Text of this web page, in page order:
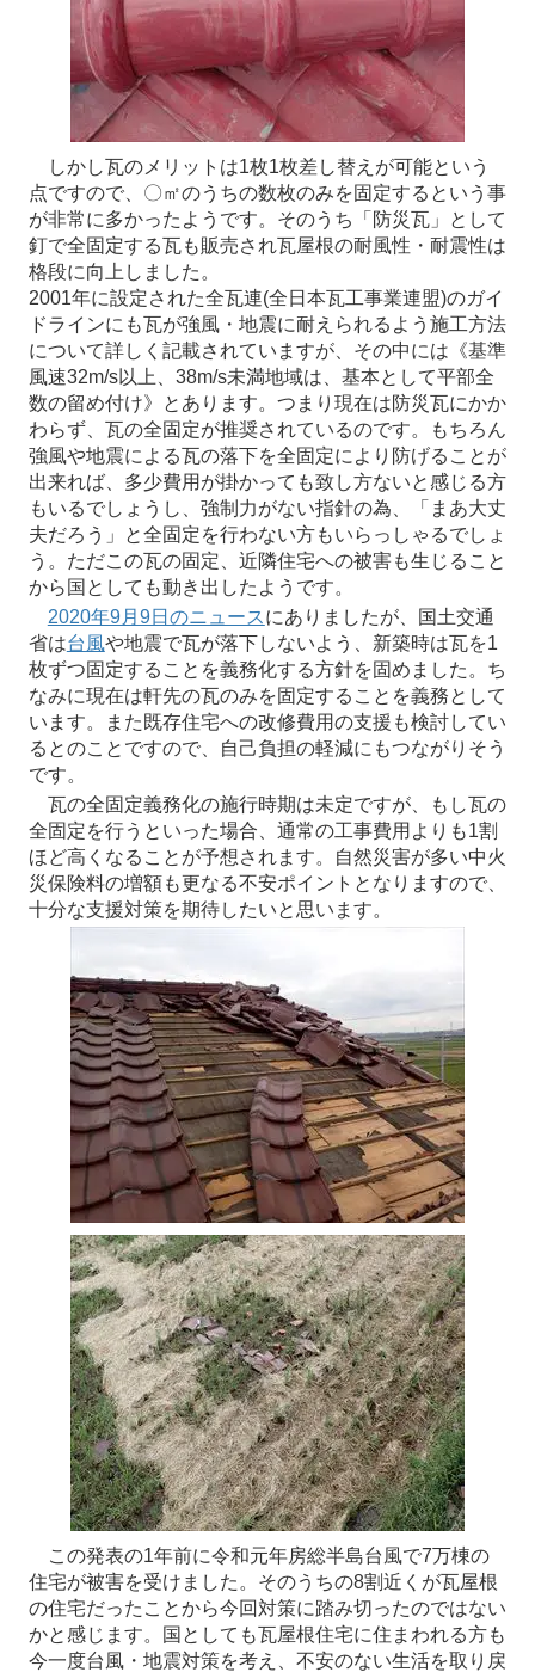
しかし瓦のメリットは1枚1枚差し替えが可能という
点ですので、〇㎡のうちの数枚のみを固定するという事
が非常に多かったようです。そのうち「防災瓦」として
釘で全固定する瓦も販売され瓦屋根の耐風性・耐震性は
格段に向上しました。
2001年に設定された全瓦連(全日本瓦工事業連盟)のガイ
ドラインにも瓦が強風・地震に耐えられるよう施工方法
について詳しく記載されていますが、その中には《基準
風速32m/s以上、38m/s未満地域は、基本として平部全
数の留め付け》とあります。つまり現在は防災瓦にかか
わらず、瓦の全固定が推奨されているのです。もちろん
強風や地震による瓦の落下を全固定により防げることが
出来れば、多少費用が掛かっても致し方ないと感じる方
もいるでしょうし、強制力がない指針の為、「まあ大丈
夫だろう」と全固定を行わない方もいらっしゃるでしょ
う。ただこの瓦の固定、近隣住宅への被害も生じること
から国としても動き出したようです。
2020年9月9日のニュースにありましたが、国土交通
省は台風や地震で瓦が落下しないよう、新築時は瓦を1
枚ずつ固定することを義務化する方針を固めました。ち
なみに現在は軒先の瓦のみを固定することを義務として
います。また既存住宅への改修費用の支援も検討してい
るとのことですので、自己負担の軽減にもつながりそう
です。
瓦の全固定義務化の施行時期は未定ですが、もし瓦の
全固定を行うといった場合、通常の工事費用よりも1割
ほど高くなることが予想されます。自然災害が多い中火
災保険料の増額も更なる不安ポイントとなりますので、
十分な支援対策を期待したいと思います。
この発表の1年前に令和元年房総半島台風で7万棟の
住宅が被害を受けました。そのうちの8割近くが瓦屋根
の住宅だったことから今回対策に踏み切ったのではない
かと感じます。国としても瓦屋根住宅に住まわれる方も
今一度台風・地震対策を考え、不安のない生活を取り戻